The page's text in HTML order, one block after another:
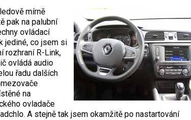
mírně
pak na palubní
ovládací
jediné, co jsem si
rozhraní R-Link,
ovládá audio
řadu dalších
na
ovladače
A stejně tak jsem okamžitě po nastartování